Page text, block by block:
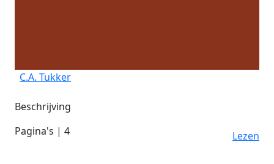
C.A. Tukker
Beschrijving
Pagina's | 4
Lezen